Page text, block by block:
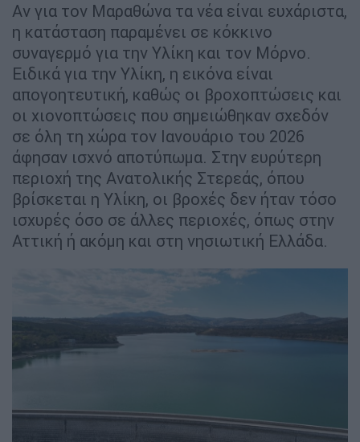
Αν για τον Μαραθώνα τα νέα είναι ευχάριστα,
η κατάσταση παραμένει σε κόκκινο
συναγερμό για την Υλίκη και τον Μόρνο.
Ειδικά για την Υλίκη, η εικόνα είναι
απογοητευτική, καθώς οι βροχοπτώσεις και
οι χιονοπτώσεις που σημειώθηκαν σχεδόν
σε όλη τη χώρα τον Ιανουάριο του 2026
άφησαν ισχνό αποτύπωμα. Στην ευρύτερη
περιοχή της Ανατολικής Στερεάς, όπου
βρίσκεται η Υλίκη, οι βροχές δεν ήταν τόσο
ισχυρές όσο σε άλλες περιοχές, όπως στην
Αττική ή ακόμη και στη νησιωτική Ελλάδα.